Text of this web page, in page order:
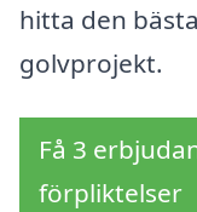
hitta den
golvprojekt.
Få 3
förpliktelser